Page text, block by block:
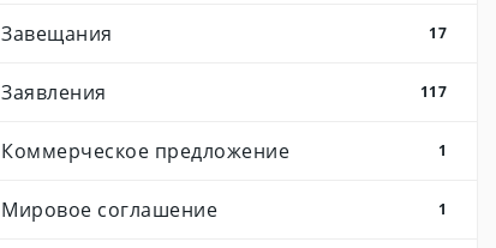
Завещания 17
Заявления 117
Коммерческое предложение 1
Мировое соглашение 1